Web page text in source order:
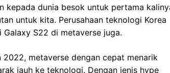
kepada dunia besok untuk pertama
untuk kita. Perusahaan teknologi Korea
S22 di metaverse juga.
metaverse dengan cepat menarik
jauh ke teknologi. Dengan jenis hype